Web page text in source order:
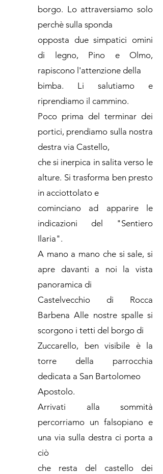
borgo. Lo attraversiamo solo
perchè sulla sponda
opposta due simpatici omini
di legno, Pino e Olmo,
rapiscono l'attenzione della
bimba. Li salutiamo e
riprendiamo il cammino.
Poco prima del terminar dei
portici, prendiamo sulla nostra
destra via Castello,
che si inerpica in salita verso le
alture. Si trasforma ben presto
in acciottolato e
cominciano ad apparire le
indicazioni del "Sentiero
Ilaria".
A mano a mano che si sale, si
apre davanti a noi la vista
panoramica di
Castelvecchio di Rocca
Barbena Alle nostre spalle si
scorgono i tetti del borgo di
Zuccarello, ben visibile è la
torre della parrocchia
dedicata a San Bartolomeo
Apostolo.
Arrivati alla sommità
percorriamo un falsopiano e
una via sulla destra ci porta a
ciò
che resta del castello dei